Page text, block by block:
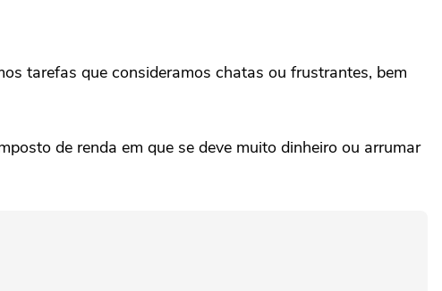
tarefas que consideramos chatas ou frustrantes, bem
de renda em que se deve muito dinheiro ou arrumar